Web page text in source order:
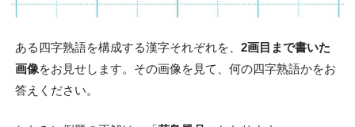
ある四字熟語を構成する漢字それぞれを、 2画目まで書いた
画像をお見せします。その画像を見て、何の四字熟語かをお
答えください。